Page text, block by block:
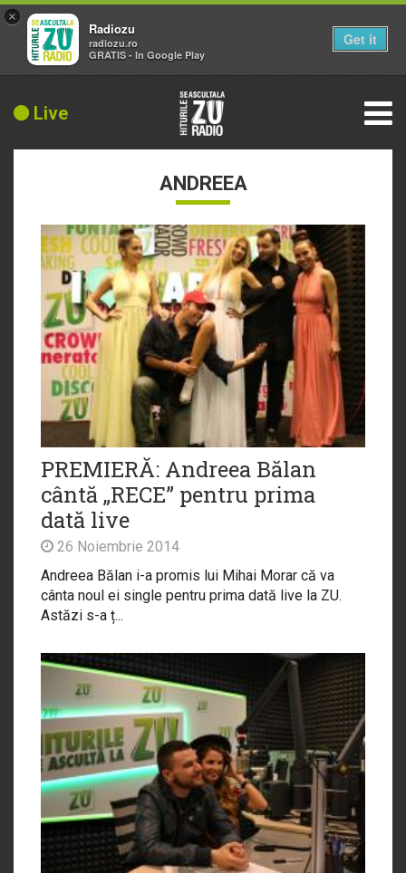
Live
ANDREEA
PREMIERĂ: Andreea Bălan
cântă „RECE” pentru prima
dată live
26 Noiembrie 2014
Andreea Bălan i-a promis lui Mihai Morar că va
cânta noul ei single pentru prima dată live la ZU.
Astăzi s-a ț...
×
Radiozu
radiozu.ro
GRATIS - In Google Play
Get it